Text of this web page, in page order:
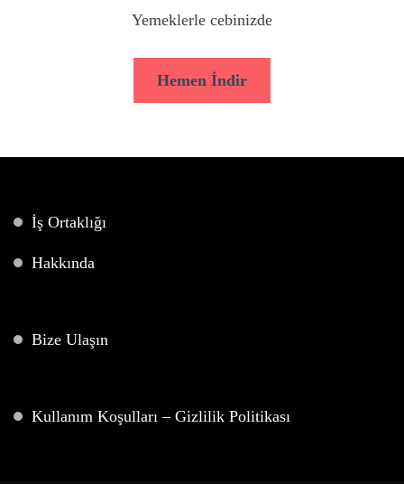
Yemeklerle cebinizde
Hemen İndir
İş Ortaklığı
Hakkında
Bize Ulaşın
Kullanım Koşulları – Gizlilik Politikası